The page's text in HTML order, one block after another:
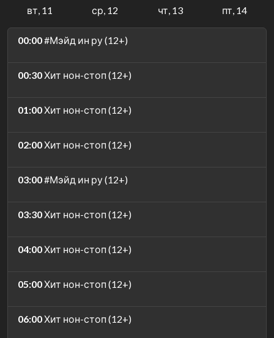
вт, 11 ср, 12 чт, 13 пт, 14
00:00#Мэйд ин ру (12+)
00:30Хит нон-стоп (12+)
01:00Хит нон-стоп (12+)
02:00Хит нон-стоп (12+)
03:00#Мэйд ин ру (12+)
03:30Хит нон-стоп (12+)
04:00Хит нон-стоп (12+)
05:00Хит нон-стоп (12+)
06:00Хит нон-стоп (12+)